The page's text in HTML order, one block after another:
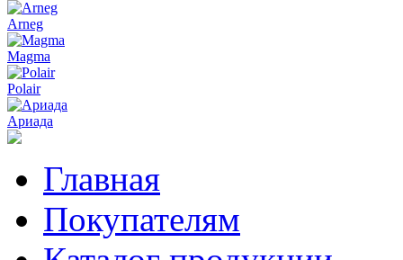
Arneg
Magma
Polair
Ариада
Главная
Покупателям